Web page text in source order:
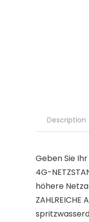
Description
Geben Sie
4G-
höhere